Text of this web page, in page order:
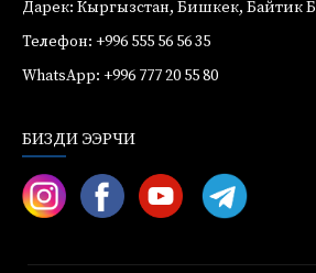
Дарек: Кыргызстан, Бишкек, Байтик
Телефон: +996 555 56 56 35
WhatsApp: +996 777 20 55 80
БИЗДИ ЭЭРЧИ